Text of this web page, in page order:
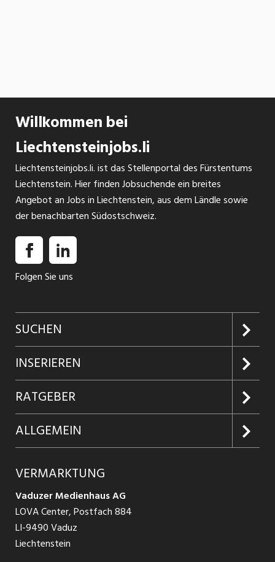
Willkommen bei
Liechtensteinjobs.li
Liechtensteinjobs.li. ist das Stellenportal des Fürstentums
Liechtenstein. Hier finden Jobsuchende ein breites
Angebot an Jobs in Liechtenstein, aus dem Ländle sowie
der benachbarten Südostschweiz.
Folgen Sie uns
SUCHEN
Jobs suchen
Jobabo
Firmen entdecken
Jobs in Graubünden
Jobs in St. Gallen
Jobs in Glarus
Jobs in der Südostschweiz
INSERIEREN
Kundenlogin
Inserieren
Produkte
Schnittstelle
RATGEBER
Glossar
Ratgeber Bewerbung / Rekrutierung
ALLGEMEIN
AGB
Datenschutzbestimmungen
Nutzungsbedingungen
VERMARKTUNG
Vaduzer Medienhaus AG
LOVA Center, Postfach 884
LI-9490 Vaduz
Liechtenstein